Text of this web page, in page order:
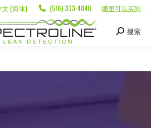
文 (简体) (516) 333-4840 哪里可以买到
搜索